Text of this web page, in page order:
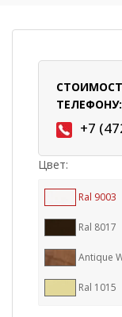
ТЕЛЕФОНУ:
+7
Цвет:
Ral 9003
Ral 8017
Antique
Ral 1015